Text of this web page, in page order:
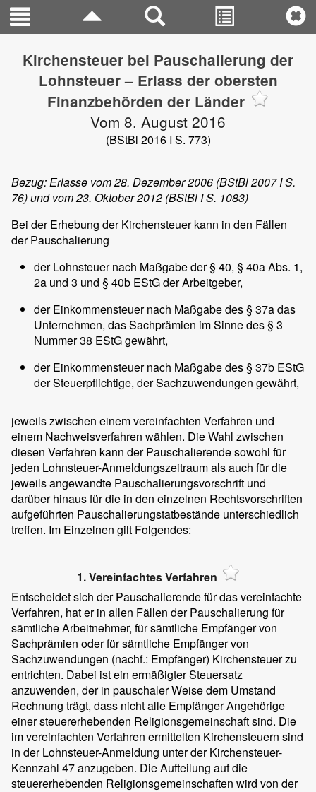
Kirchensteuer bei Pauschalierung der
Lohnsteuer – Erlass der obersten
Finanzbehörden der Länder
Vom 8. August 2016
(BStBl 2016 I S. 773)
Bezug: Erlasse vom 28. Dezember 2006 (BStBl 2007 I S.
76) und vom 23. Oktober 2012 (BStBl I S. 1083)
Bei der Erhebung der Kirchensteuer kann in den Fällen
der Pauschalierung
der Lohnsteuer nach Maßgabe der § 40, § 40a Abs. 1,
2a und 3 und § 40b EStG der Arbeitgeber,
der Einkommensteuer nach Maßgabe des § 37a das
Unternehmen, das Sachprämien im Sinne des § 3
Nummer 38 EStG gewährt,
der Einkommensteuer nach Maßgabe des § 37b EStG
der Steuerpflichtige, der Sachzuwendungen gewährt,
jeweils zwischen einem vereinfachten Verfahren und
einem Nachweisverfahren wählen. Die Wahl zwischen
diesen Verfahren kann der Pauschalierende sowohl für
jeden Lohnsteuer-Anmeldungszeitraum als auch für die
jeweils angewandte Pauschalierungsvorschrift und
darüber hinaus für die in den einzelnen Rechtsvorschriften
aufgeführten Pauschalierungstatbestände unterschiedlich
treffen. Im Einzelnen gilt Folgendes:
1. Vereinfachtes Verfahren
Entscheidet sich der Pauschalierende für das vereinfachte
Verfahren, hat er in allen Fällen der Pauschalierung für
sämtliche Arbeitnehmer, für sämtliche Empfänger von
Sachprämien oder für sämtliche Empfänger von
Sachzuwendungen (nachf.: Empfänger) Kirchensteuer zu
entrichten. Dabei ist ein ermäßigter Steuersatz
anzuwenden, der in pauschaler Weise dem Umstand
Rechnung trägt, dass nicht alle Empfänger Angehörige
einer steuererhebenden Religionsgemeinschaft sind. Die
im vereinfachten Verfahren ermittelten Kirchensteuern sind
in der Lohnsteuer-Anmeldung unter der Kirchensteuer-
Kennzahl 47 anzugeben. Die Aufteilung auf die
steuererhebenden Religionsgemeinschaften wird von der